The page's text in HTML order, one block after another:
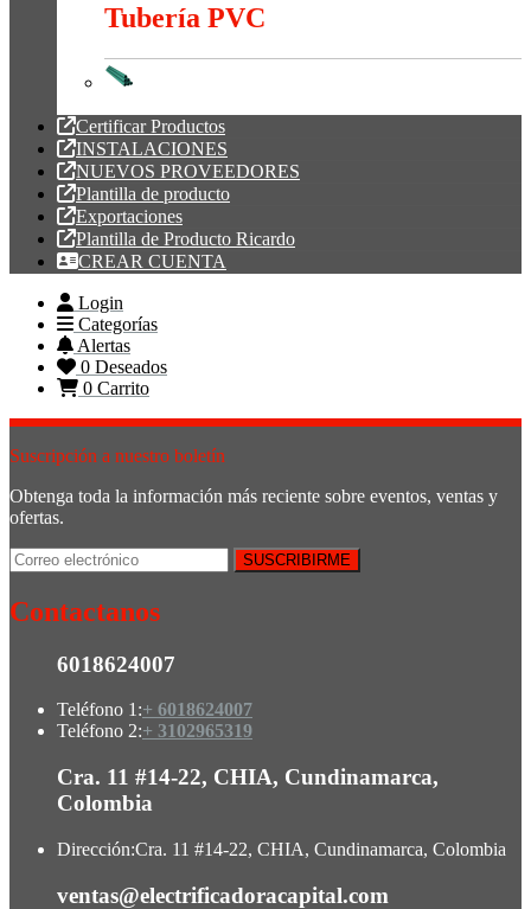
Tubería PVC
Certificar Productos
INSTALACIONES
NUEVOS PROVEEDORES
Plantilla de producto
Exportaciones
Plantilla de Producto Ricardo
CREAR CUENTA
Login
Categorías
Alertas
0 Deseados
0 Carrito
Suscripción a nuestro boletín
Obtenga toda la información más reciente sobre eventos, ventas y
ofertas.
Contactanos
6018624007
Teléfono 1:+ 6018624007
Teléfono 2:+ 3102965319
Cra. 11 #14-22, CHIA, Cundinamarca,
Colombia
Dirección:Cra. 11 #14-22, CHIA, Cundinamarca, Colombia
ventas@electrificadoracapital.com